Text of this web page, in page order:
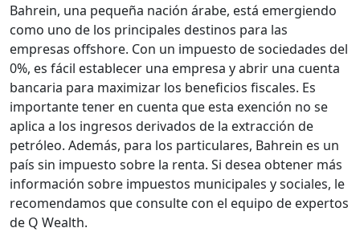
Bahrein, una pequeña nación árabe, está emergiendo
como uno de los principales destinos para las
empresas offshore. Con un impuesto de sociedades del
0%, es fácil establecer una empresa y abrir una cuenta
bancaria para maximizar los beneficios fiscales. Es
importante tener en cuenta que esta exención no se
aplica a los ingresos derivados de la extracción de
petróleo. Además, para los particulares, Bahrein es un
país sin impuesto sobre la renta. Si desea obtener más
información sobre impuestos municipales y sociales, le
recomendamos que consulte con el equipo de expertos
de Q Wealth.